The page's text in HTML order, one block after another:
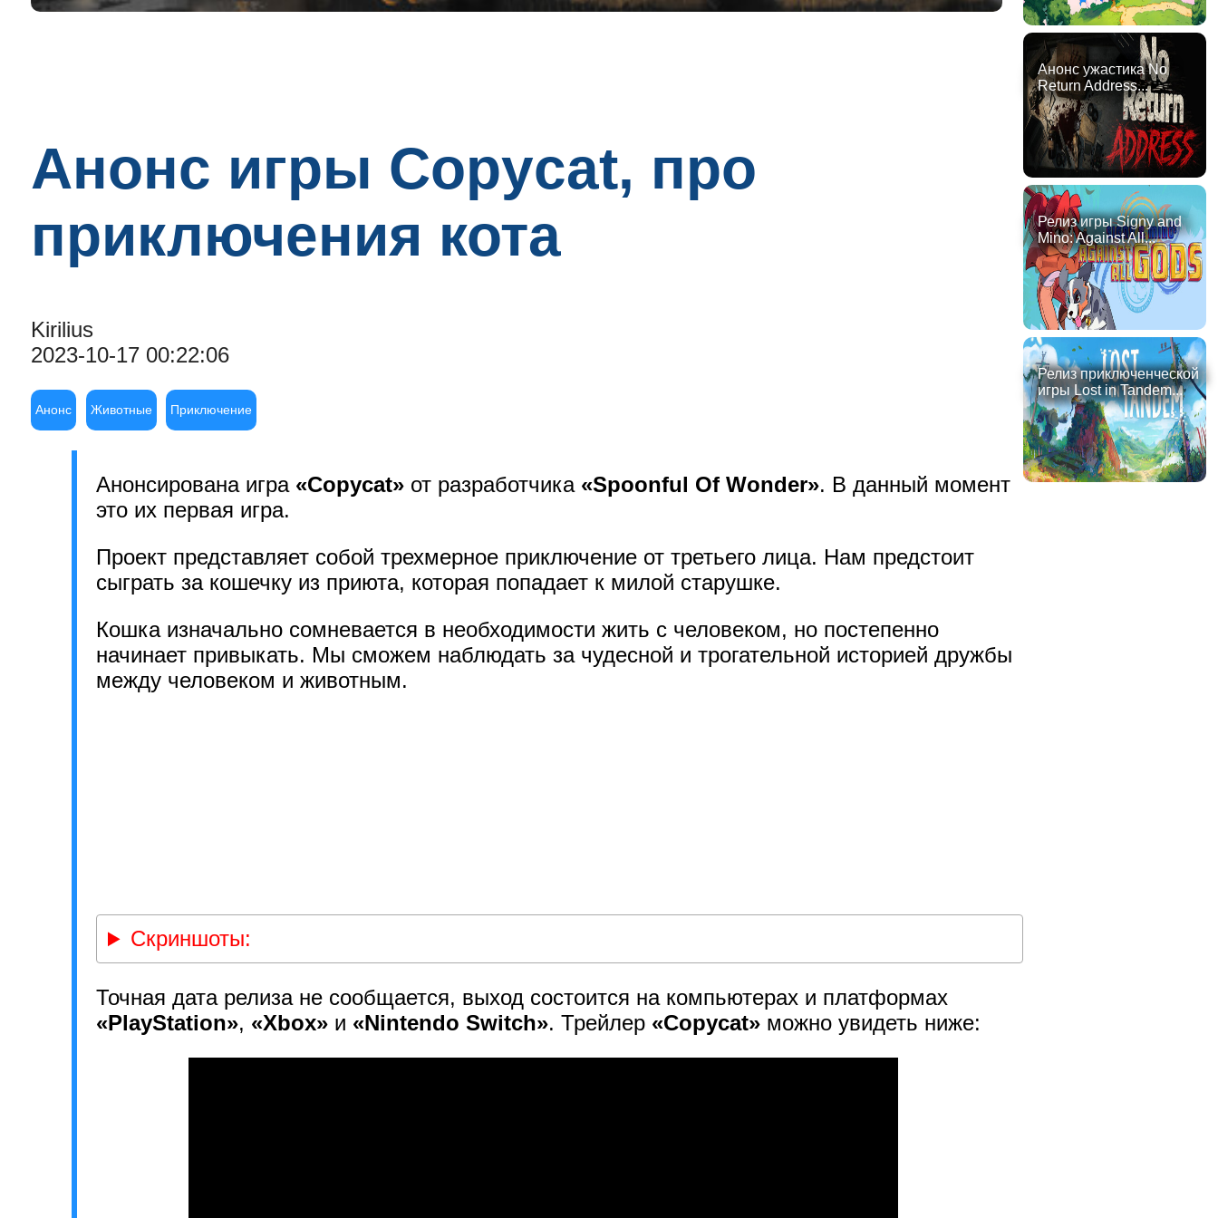
Анонс игры Copycat, про
приключения кота
Kirilius
2023-10-17 00:22:06
Анонс Животные Приключение
Анонсирована игра «Copycat» от разработчика «Spoonful Of Wonder». В данный момент
это их первая игра.
Проект представляет собой трехмерное приключение от третьего лица. Нам предстоит
сыграть за кошечку из приюта, которая попадает к милой старушке.
Кошка изначально сомневается в необходимости жить с человеком, но постепенно
начинает привыкать. Мы сможем наблюдать за чудесной и трогательной историей дружбы
между человеком и животным.
Скриншоты:
Точная дата релиза не сообщается, выход состоится на компьютерах и платформах
«PlayStation», «Xbox» и «Nintendo Switch». Трейлер «Copycat» можно увидеть ниже:
Анонс ужастика No
Return Address...
Релиз игры Signy and
Mino: Against All...
Релиз приключенческой
игры Lost in Tandem...